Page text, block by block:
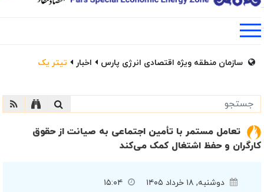
سازمان منطقه ویژه اقتصادی انرژی پارس اخبار تیتر یک
تعامل مستمر با تأمین اجتماعی به صیانت از حقوق
کارگران و حفظ اشتغال کمک می‌کند
دوشنبه, ۱۸ خرداد ۱۴۰۵ ۱۵:۰۴